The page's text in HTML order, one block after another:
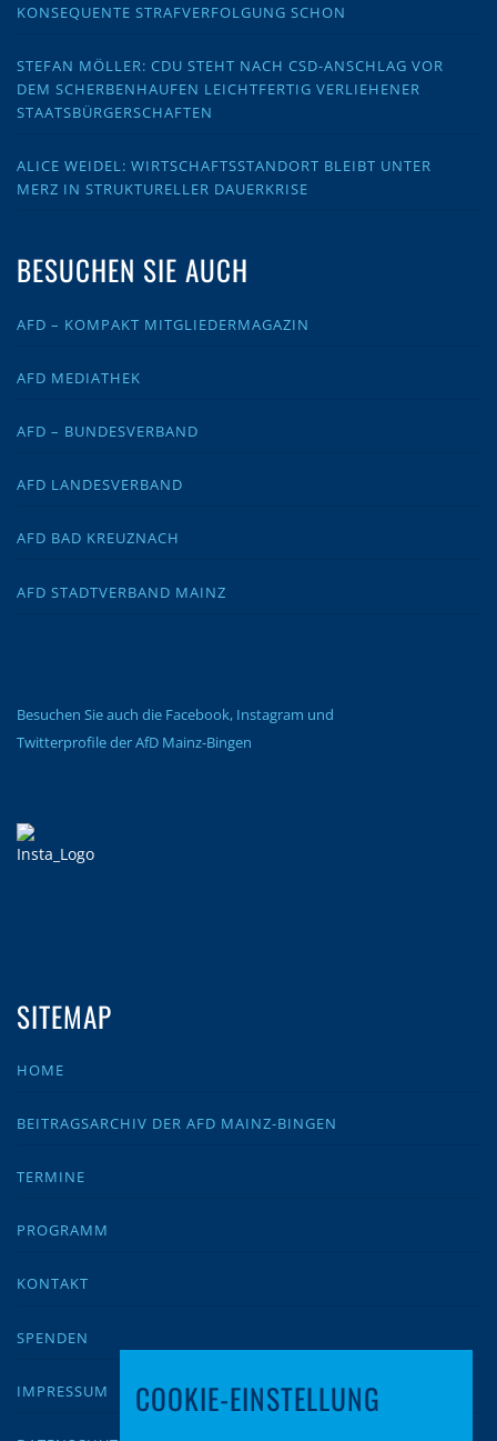
KONSEQUENTE STRAFVERFOLGUNG SCHON
STEFAN MÖLLER: CDU STEHT NACH CSD-ANSCHLAG VOR
DEM SCHERBENHAUFEN LEICHTFERTIG VERLIEHENER
STAATSBÜRGERSCHAFTEN
ALICE WEIDEL: WIRTSCHAFTSSTANDORT BLEIBT UNTER
MERZ IN STRUKTURELLER DAUERKRISE
BESUCHEN SIE AUCH
AFD – KOMPAKT MITGLIEDERMAGAZIN
AFD MEDIATHEK
AFD – BUNDESVERBAND
AFD LANDESVERBAND
AFD BAD KREUZNACH
AFD STADTVERBAND MAINZ
Besuchen Sie auch die Facebook, Instagram und
Twitterprofile der AfD Mainz-Bingen
SITEMAP
HOME
BEITRAGSARCHIV DER AFD MAINZ-BINGEN
TERMINE
PROGRAMM
KONTAKT
SPENDEN
IMPRESSUM COOKIE-EINSTELLUNG